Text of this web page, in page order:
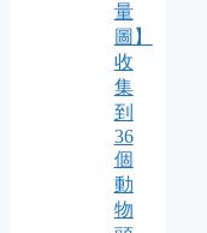
量
圖】
收
集
到
36
個
動
物